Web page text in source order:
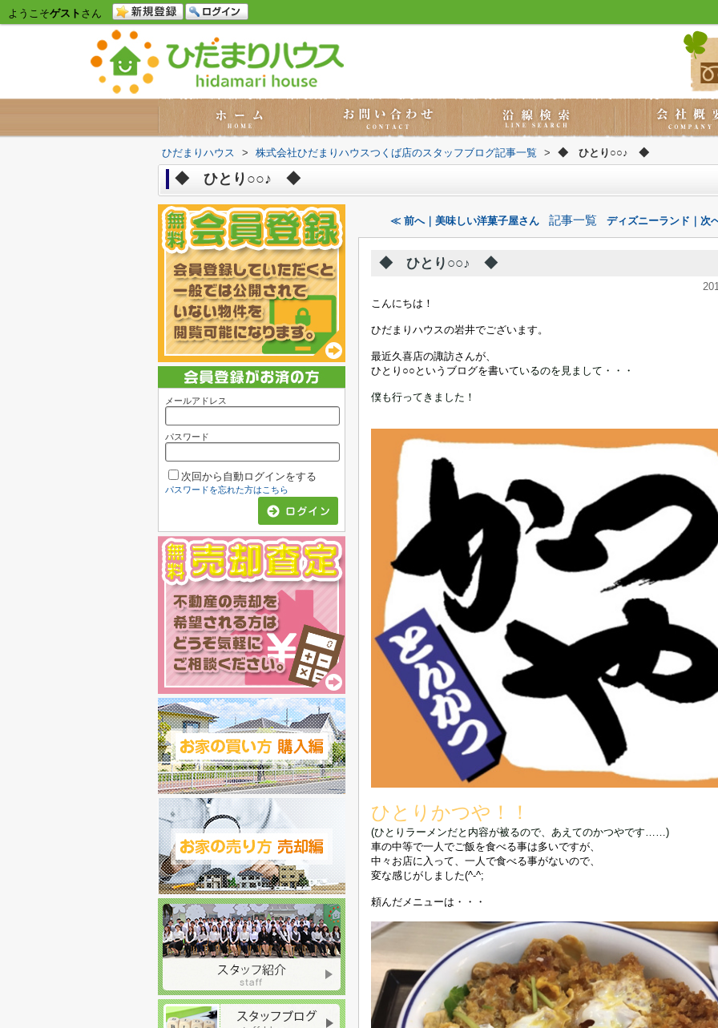
ようこそゲスト さん
ひだまりハウス > 株式会社ひだまりハウスつくば店のスタッフブログ記事一覧 > ◆ ひとり○○♪ ◆
◆ ひとり○○♪ ◆
≪ 前へ｜美味しい洋菓子屋さん 記事一覧 ディズニーランド｜次
◆ ひとり○○♪ ◆
こんにちは！
ひだまりハウスの岩井でございます。
最近久喜店の諏訪さんが、
ひとり○○というブログを書いているのを見まして・・・
僕も行ってきました！
ひとりかつや！！
(ひとりラーメンだと内容が被るので、あえてのかつやです……)
車の中等で一人でご飯を食べる事は多いですが、
中々お店に入って、一人で食べる事がないので、
変な感じがしました(^-^;
頼んだメニューは・・・
メールアドレス
パスワード
次回から自動ログインをする
パスワードを忘れた方はこちら